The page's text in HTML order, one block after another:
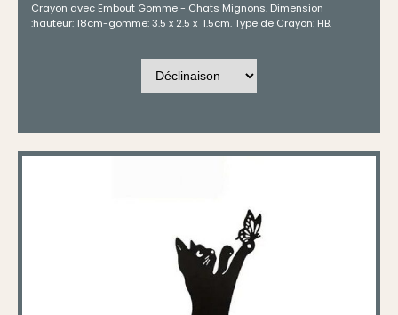
Crayon avec Embout Gomme - Chats Mignons. Dimension
:hauteur: 18cm-gomme: 3.5 x 2.5 x 1.5cm. Type de Crayon: HB.